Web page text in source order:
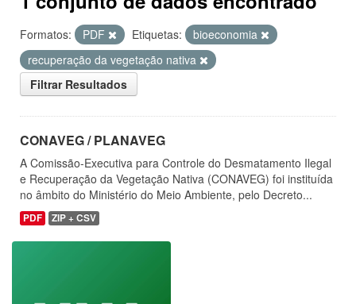
Formatos: PDF Etiquetas:
bioeconomia
recuperação da vegetação nativa
Filtrar Resultados
CONAVEG / PLANAVEG
A Comissão-Executiva para Controle do Desmatamento Ilegal
e Recuperação da Vegetação Nativa (CONAVEG) foi instituída
no âmbito do Ministério do Meio Ambiente, pelo Decreto...
PDF ZIP + CSV